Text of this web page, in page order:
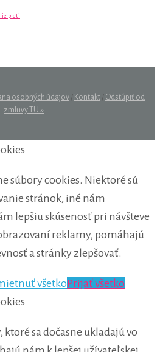
pleti
osobných údajov / Kontakt / Odstúpiť od
zmluvy TU »
súbory cookies. Niektoré sú
stránok, iné nám
lepšiu skúsenosť pri návšteve
reklamy, pomáhajú
a stránky zlepšovať.
všetkoPrijať všetko
ktoré sa dočasne ukladajú vo